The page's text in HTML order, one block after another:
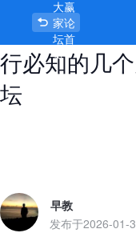
杭州桑拿按
行必知的几
坛
大赢
家论
坛首
页
早教
发布于2026-01-